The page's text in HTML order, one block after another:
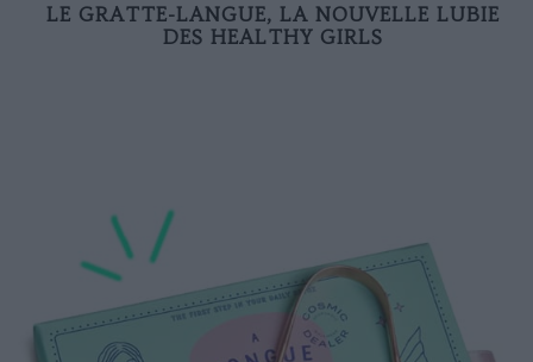
LE GRATTE-LANGUE, LA NOUVELLE LUBIE
DES HEALTHY GIRLS